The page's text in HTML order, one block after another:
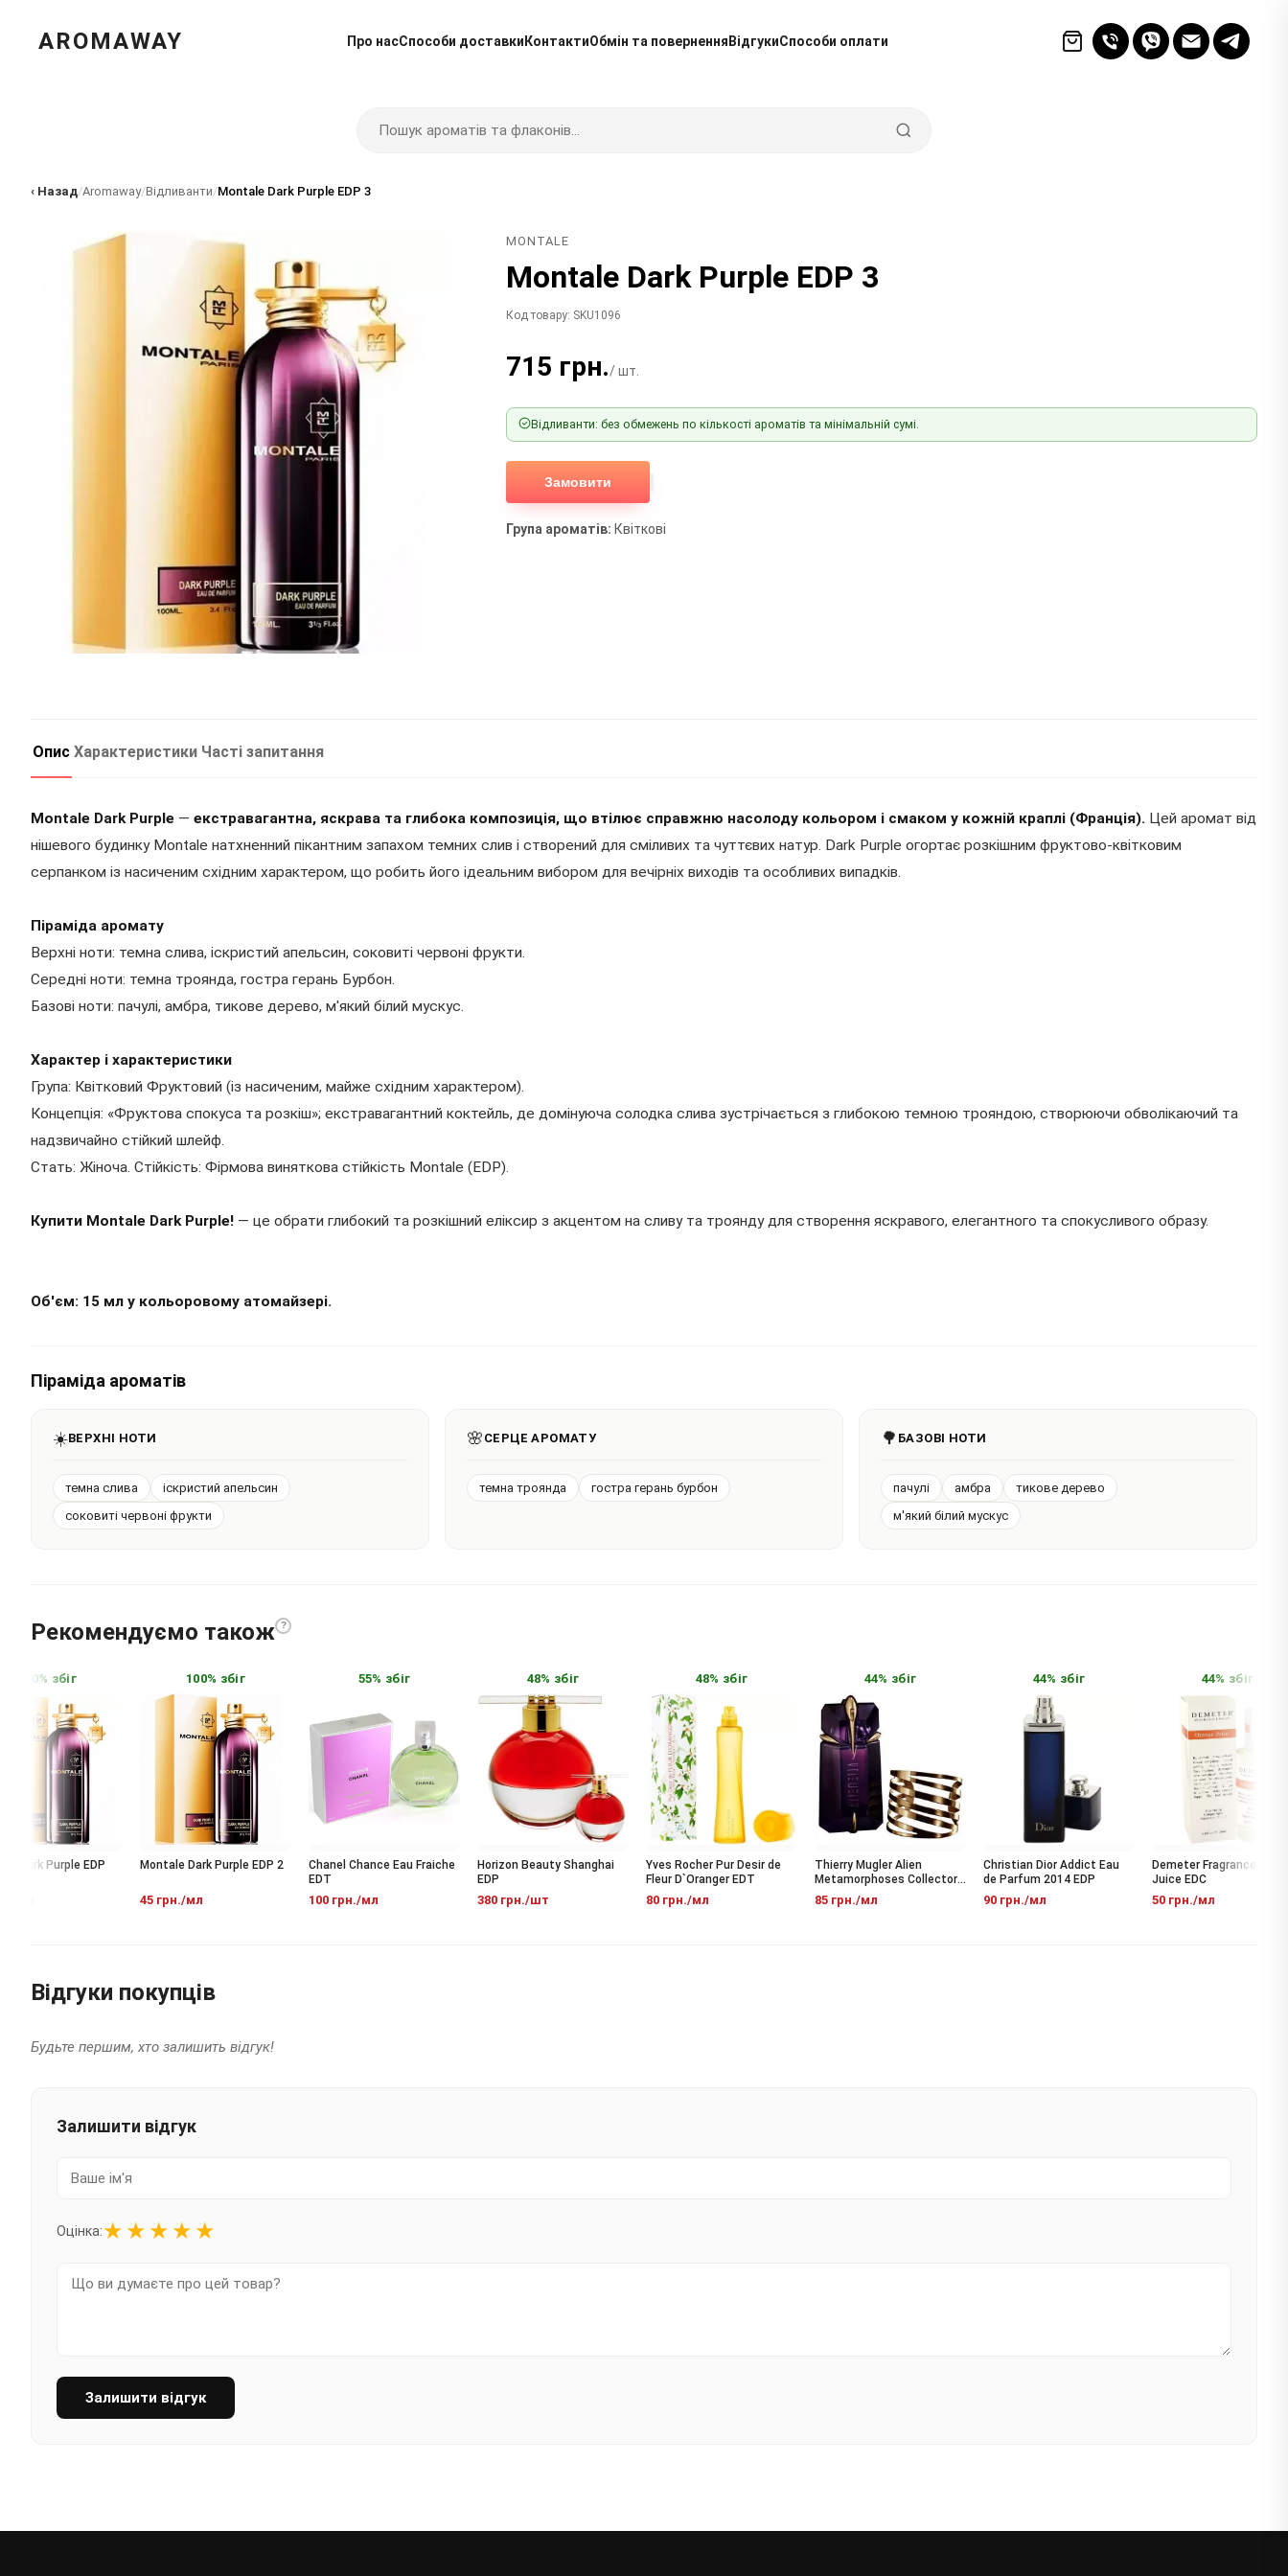
AROMAWAY Про насСпособи доставки КонтактиОбмін та повернення ВідгукиСпособи оплати
‹ Назад/Aromaway/Відливанти/Montale Dark Purple EDP 3
MONTALE
Montale Dark Purple EDP 3
Код товару: SKU1096
715 грн./ шт.
Відливанти: без обмежень по кількості ароматів та мінімальній сумі.
Замовити
Група ароматів: Квіткові
Опис Характеристики Часті запитання
Montale Dark Purple — екстравагантна, яскрава та глибока композиція, що втілює справжню насолоду кольором і смаком у кожній краплі (Франція). Цей аромат від
нішевого будинку Montale натхненний пікантним запахом темних слив і створений для сміливих та чуттєвих натур. Dark Purple огортає розкішним фруктово-квітковим
серпанком із насиченим східним характером, що робить його ідеальним вибором для вечірніх виходів та особливих випадків.
Піраміда аромату
Верхні ноти: темна слива, іскристий апельсин, соковиті червоні фрукти.
Середні ноти: темна троянда, гостра герань Бурбон.
Базові ноти: пачулі, амбра, тикове дерево, м'який білий мускус.
Характер і характеристики
Група: Квітковий Фруктовий (із насиченим, майже східним характером).
Концепція: «Фруктова спокуса та розкіш»; екстравагантний коктейль, де домінуюча солодка слива зустрічається з глибокою темною трояндою, створюючи обволікаючий та
надзвичайно стійкий шлейф.
Стать: Жіноча. Стійкість: Фірмова виняткова стійкість Montale (EDP).
Купити Montale Dark Purple! — це обрати глибокий та розкішний еліксир з акцентом на сливу та троянду для створення яскравого, елегантного та спокусливого образу.
Об'єм: 15 мл у кольоровому атомайзері.
Піраміда ароматів
☀️ВЕРХНІ НОТИ
темна слива
іскристий апельсин
соковиті червоні фрукти
🌸 СЕРЦЕ АРОМАТУ
темна троянда гостра герань бурбон
🌳 БАЗОВІ НОТИ
пачулі амбра
тикове дерево
м'який білий мускус
Рекомендуємо також ?
100% збіг
Dark Purple EDP
100% збіг
Montale Dark Purple EDP 2
45 грн./мл
55% збіг
Chanel Chance Eau Fraiche
EDT
100 грн./мл
48% збіг
Horizon Beauty Shanghai
EDP
380 грн./шт
48% збіг
Yves Rocher Pur Desir de
Fleur D`Oranger EDT
80 грн./мл
44% збіг
Thierry Mugler Alien
Metamorphoses Collector
EDP
85 грн./мл
44% збіг
Christian Dior Addict Eau
de Parfum 2014 EDP
90 грн./мл
44% збіг
Demeter Fragrance Orange
Juice EDC
50 грн./мл
Відгуки покупців
Будьте першим, хто залишить відгук!
Залишити відгук
Оцінка:★ ★ ★ ★ ★
Залишити відгук